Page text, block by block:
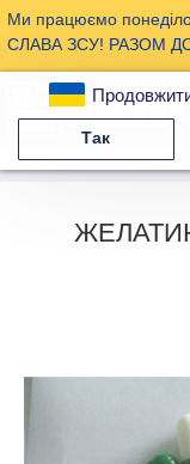
Ми працюємо
СЛАВА ЗСУ! РАЗОМ
Фармацевтическая
Так